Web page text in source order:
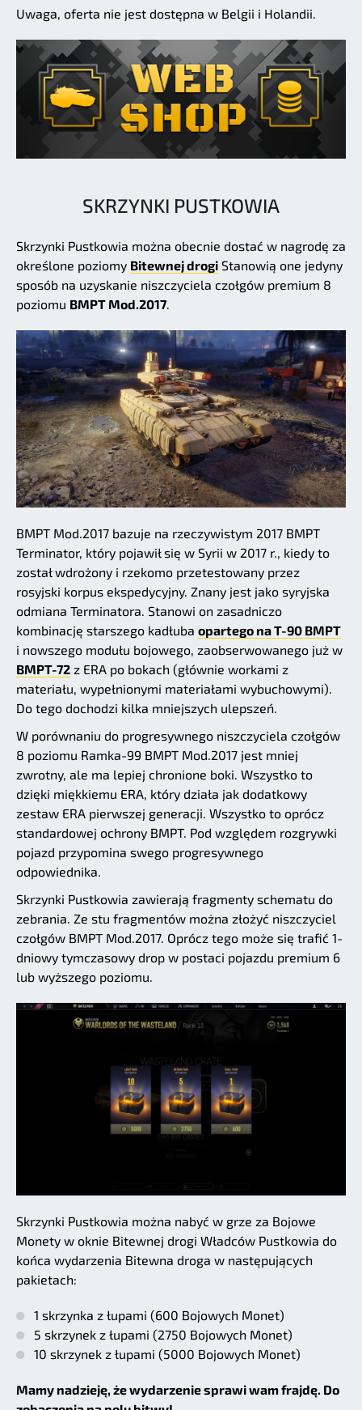
Uwaga, oferta nie jest dostępna w Belgii i Holandii.
SKRZYNKI PUSTKOWIA
Skrzynki Pustkowia można obecnie dostać w nagrodę za
określone poziomy Bitewnej drogi Stanowią one jedyny
sposób na uzyskanie niszczyciela czołgów premium 8
poziomu BMPT Mod.2017
BMPT Mod.2017 bazuje na rzeczywistym 2017 BMPT
Terminator, który pojawił się w Syrii w 2017 r., kiedy to
został wdrożony i rzekomo przetestowany przez
rosyjski korpus ekspedycyjny. Znany jest jako syryjska
odmiana Terminatora. Stanowi on zasadniczo
kombinację starszego kadłuba opartego na T-90 BMPT
i nowszego modułu bojowego, zaobserwowanego już w
BMPT-72 z ERA po bokach (głównie workami z
materiału, wypełnionymi materiałami wybuchowymi).
Do tego dochodzi kilka mniejszych ulepszeń.
W porównaniu do progresywnego niszczyciela czołgów
8 poziomu Ramka-99 BMPT Mod.2017 jest mniej
zwrotny, ale ma lepiej chronione boki. Wszystko to
dzięki miękkiemu ERA, który działa jak dodatkowy
zestaw ERA pierwszej generacji. Wszystko to oprócz
standardowej ochrony BMPT. Pod względem rozgrywki
pojazd przypomina swego progresywnego
odpowiednika.
Skrzynki Pustkowia zawierają fragmenty schematu do
zebrania. Ze stu fragmentów można złożyć niszczyciel
czołgów BMPT Mod.2017. Oprócz tego może się trafić 1-
dniowy tymczasowy drop w postaci pojazdu premium 6
lub wyższego poziomu.
Skrzynki Pustkowia można nabyć w grze za Bojowe
Monety w oknie Bitewnej drogi Władców Pustkowia do
końca wydarzenia Bitewna droga w następujących
pakietach:
1 skrzynka z łupami (600 Bojowych Monet)
5 skrzynek z łupami (2750 Bojowych Monet)
10 skrzynek z łupami (5000 Bojowych Monet)
Mamy nadzieję, że wydarzenie sprawi wam frajdę. Do